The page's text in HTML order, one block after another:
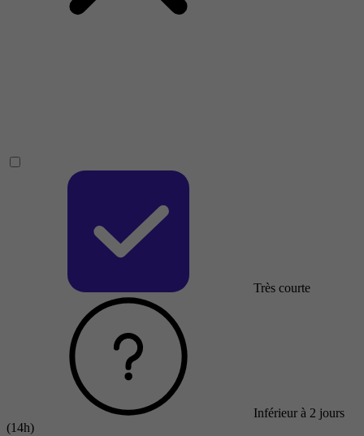
Très courte
Inférieur à 2 jours
(14h)